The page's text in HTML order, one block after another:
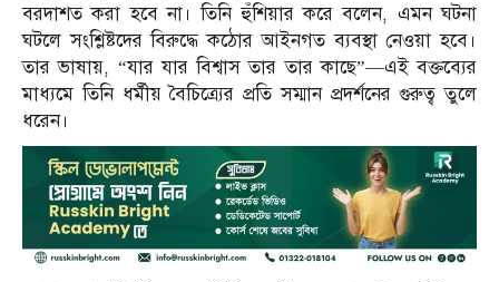
বরদাশত করা হবে না। তিনি হুঁশিয়ার করে বলেন, এমন ঘটনা
ঘটলে সংশ্লিষ্টদের বিরুদ্ধে কঠোর আইনগত ব্যবস্থা নেওয়া হবে।
তার ভাষায়, “যার যার বিশ্বাস তার তার কাছে”—এই বক্তব্যের
মাধ্যমে তিনি ধর্মীয় বৈচিত্র্যের প্রতি সম্মান প্রদর্শনের গুরুত্ব তুলে
ধরেন।